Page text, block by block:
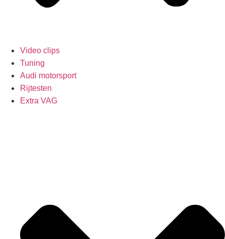
Video clips
Tuning
Audi motorsport
Rijtesten
Extra VAG